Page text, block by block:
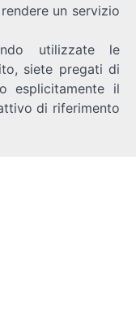
un servizio
utilizzate le
siete pregati di
esplicitamente il
di riferimento